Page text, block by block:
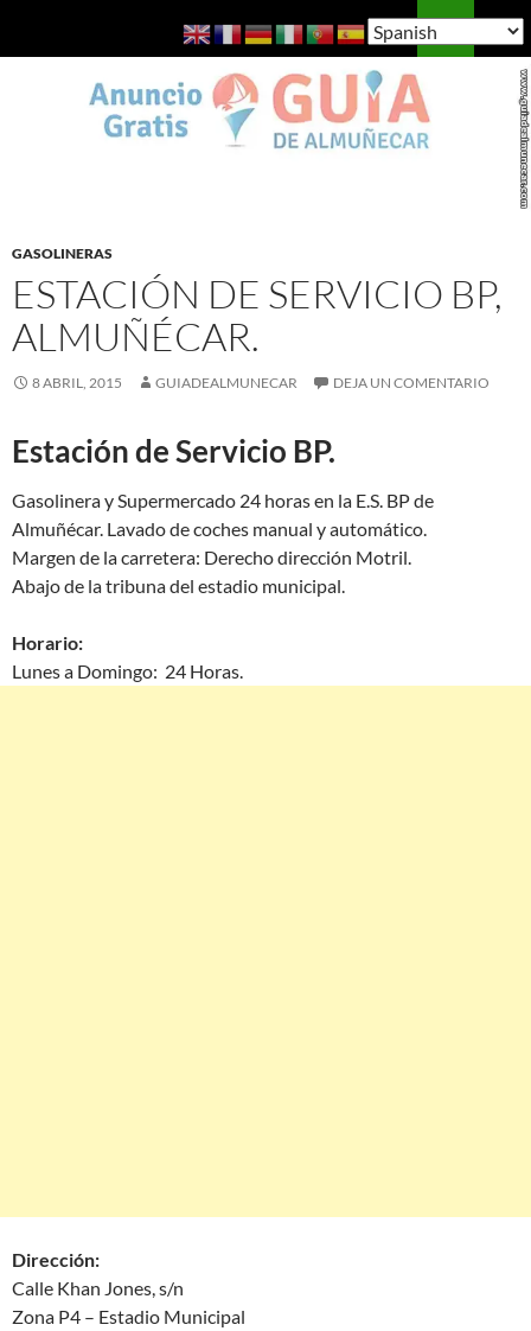
Guía de Almuñécar
MENÚ
GASOLINERAS
ESTACIÓN DE SERVICIO BP,
ALMUÑÉCAR.
8 ABRIL, 2015 GUIADEALMUNECAR DEJA UN COMENTARIO
Estación de Servicio BP.
Gasolinera y Supermercado 24 horas en la E.S. BP de
Almuñécar. Lavado de coches manual y automático.
Margen de la carretera: Derecho dirección Motril.
Abajo de la tribuna del estadio municipal.
Horario:
Lunes a Domingo: 24 Horas.
Dirección:
Calle Khan Jones, s/n
Zona P4 – Estadio Municipal